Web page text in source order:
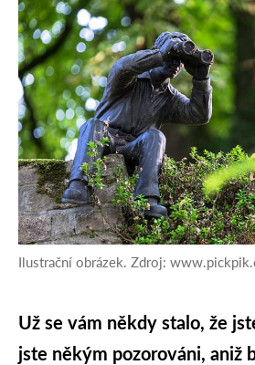
Ilustrační obrázek. Zdroj:
Už se vám někdy stalo, že
jste někým pozorováni, aniž